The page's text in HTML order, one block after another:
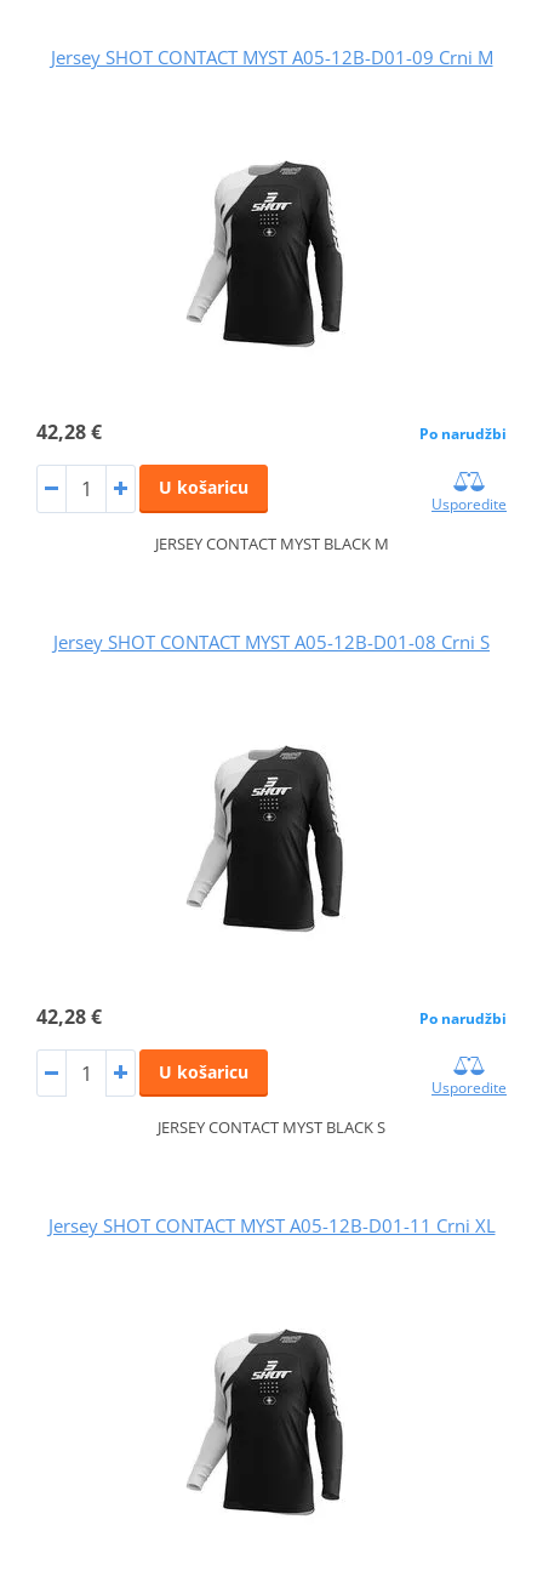
Jersey SHOT CONTACT MYST A05-12B-D01-09 Crni M
42,28 € Po narudžbi
U košaricu
Usporedite
JERSEY CONTACT MYST BLACK M
Jersey SHOT CONTACT MYST A05-12B-D01-08 Crni S
42,28 € Po narudžbi
U košaricu
Usporedite
JERSEY CONTACT MYST BLACK S
Jersey SHOT CONTACT MYST A05-12B-D01-11 Crni XL